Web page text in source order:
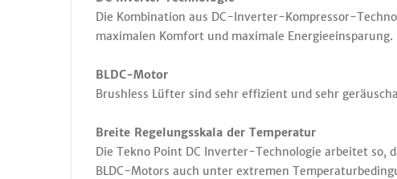
Die Kombination aus DC-Inverter-Kompressor-
maximalen Komfort und maximale Energieeinsparung.
BLDC-Motor
Brushless Lüfter sind sehr effizient und sehr
Breite Regelungsskala der Temperatur
Die Tekno Point DC Inverter-Technologie arbeitet so,
BLDC-Motors auch unter extremen